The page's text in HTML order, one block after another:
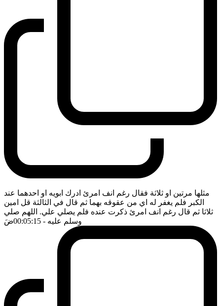
مثلها مرتين او ثلاثة فقال رغم انف امرئ ادرك ابويه او احدهما عند
الكبر فلم يغفر له اي من عقوقه بهما ثم قال في الثالثة قل امين
ثلاثا ثم قال رغم انف امرئ ذكرت عنده فلم يصلي علي. اللهم صلي
وسلم عليه - 00:05:15 ضَ